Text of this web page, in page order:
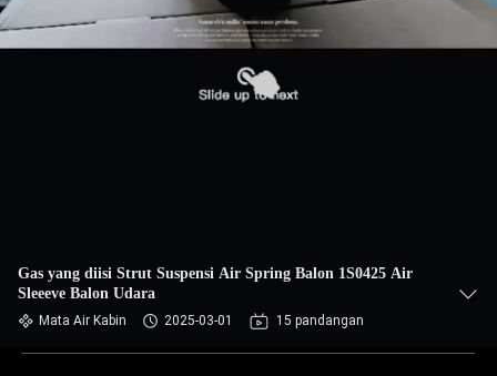
Gas yang diisi Strut Suspensi Air Spring Balon 1S0425 Air
Sleeeve Balon Udara
Mata Air Kabin 2025-03-01 15 pandangan